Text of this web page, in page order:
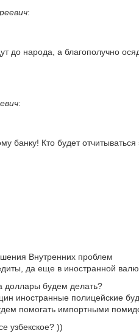
:
до народа, а благополучно
:
банку! Кто будет
Внутренних проблем
да еще в иностранной
доллары будем делать?
иностранные полицейские
помогать импортными
узбекское? ))